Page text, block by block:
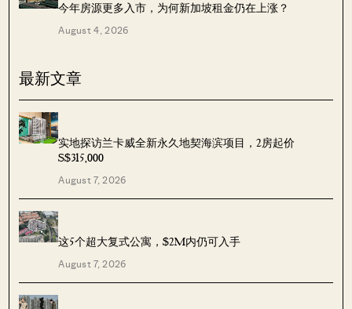
今年房源更多入市，为何新加坡租金仍在上涨？
August 4, 2026
最新文章
实地探访兰卡威全新永久地契海滨项目，2房起价
S$315,000
August 7, 2026
这5个超大复式公寓，$2M内仍可入手
August 7, 2026